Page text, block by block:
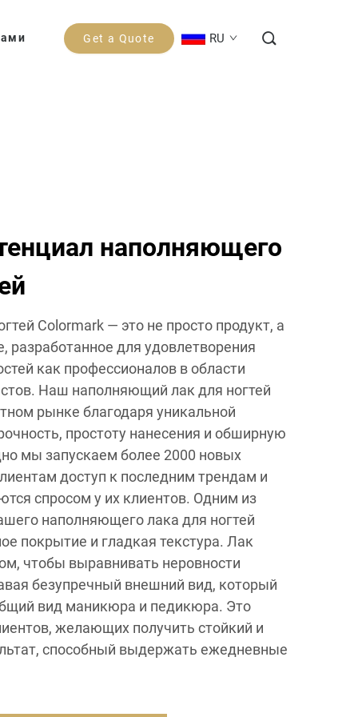
Get a Quote RU
наполняющего
Colormark — это не просто продукт, а
для удовлетворения
как профессионалов в области
Наш наполняющий лак для ногтей
рынке благодаря уникальной
простоту нанесения и обширную
мы запускаем более 2000 новых
доступ к последним трендам и
спросом у их клиентов. Одним из
наполняющего лака для ногтей
покрытие и гладкая текстура. Лак
чтобы выравнивать неровности
безупречный внешний вид, который
вид маникюра и педикюра. Это
желающих получить стойкий и
способный выдержать ежедневные